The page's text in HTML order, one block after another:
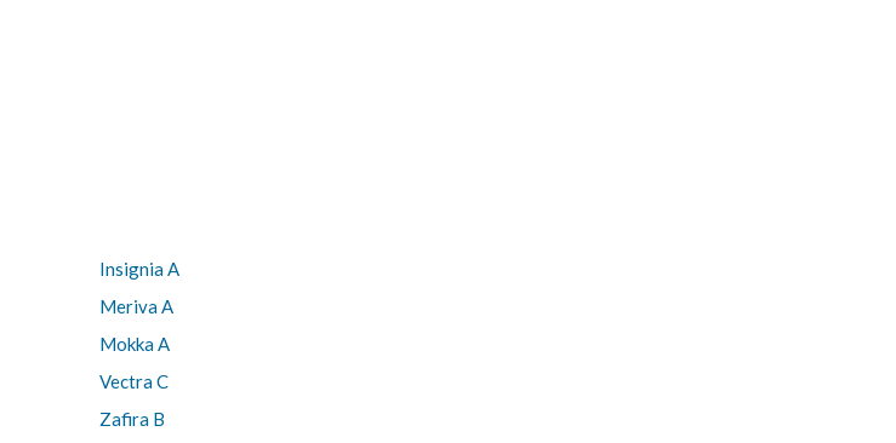
Insignia A
Meriva A
Mokka A
Vectra C
Zafira B